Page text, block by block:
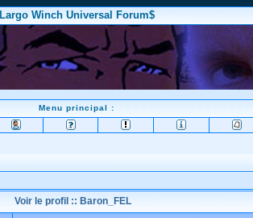
Largo Winch Universal Forum$
Menu principal :
Voir le profil :: Baron_FEL